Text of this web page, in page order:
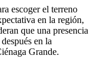
escoger el terreno
en la región,
que una presencia
en la
Grande.